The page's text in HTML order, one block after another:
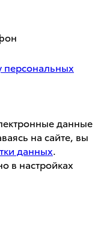
персональных
данные
на сайте, вы
данных.
в настройках